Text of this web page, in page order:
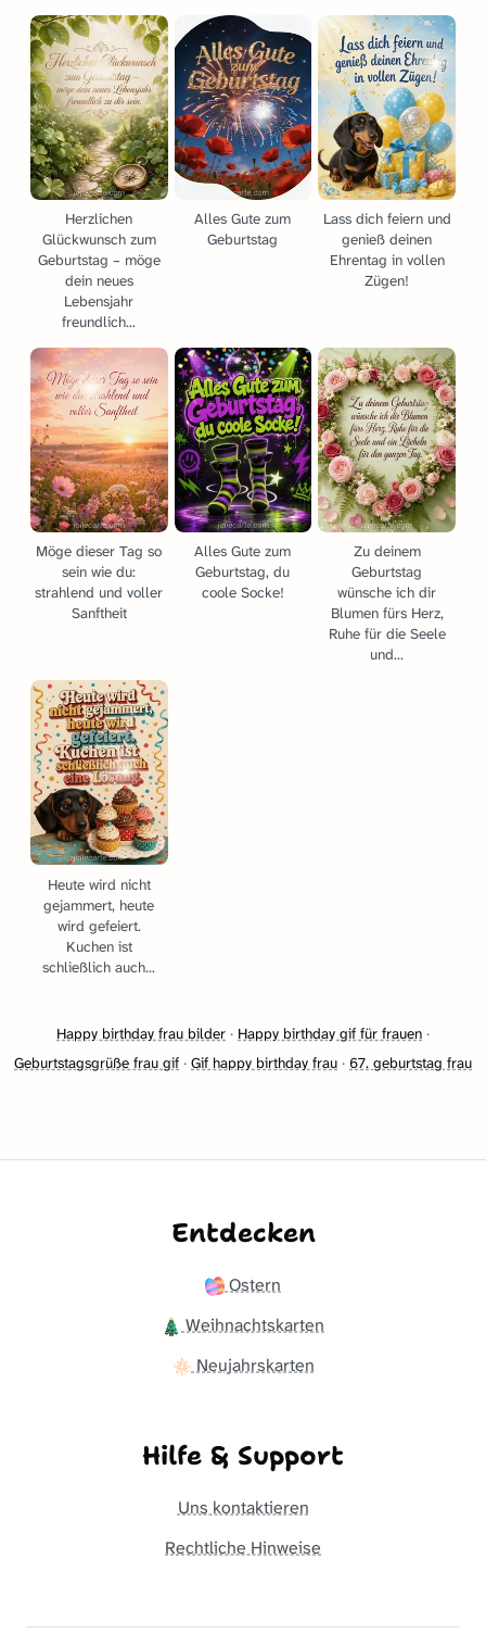
Herzlichen
Glückwunsch zum
Geburtstag – möge
dein neues
Lebensjahr
freundlich...
Alles Gute zum
Geburtstag
Lass dich feiern und
genieß deinen
Ehrentag in vollen
Zügen!
Möge dieser Tag so
sein wie du:
strahlend und voller
Sanftheit
Alles Gute zum
Geburtstag, du
coole Socke!
Zu deinem
Geburtstag
wünsche ich dir
Blumen fürs Herz,
Ruhe für die Seele
und...
Heute wird nicht
gejammert, heute
wird gefeiert.
Kuchen ist
schließlich auch...
Happy birthday frau bilder · Happy birthday gif für frauen ·
Geburtstagsgrüße frau gif · Gif happy birthday frau · 67. geburtstag frau
Entdecken
Ostern
Weihnachtskarten
Neujahrskarten
Hilfe & Support
Uns kontaktieren
Rechtliche Hinweise